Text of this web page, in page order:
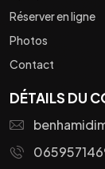
Réserver en ligne
Photos
Contact
DÉTAILS DU